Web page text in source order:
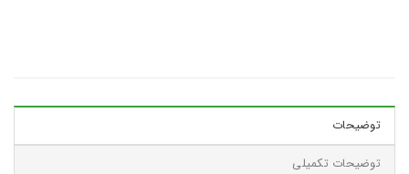
توضیحات
توضیحات تکمیلی